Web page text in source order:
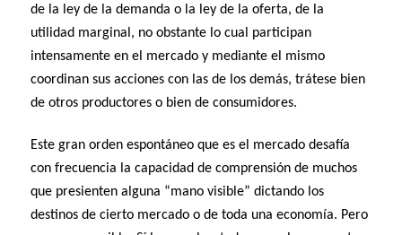
de la ley de la demanda o la ley de la oferta, de la
utilidad marginal, no obstante lo cual participan
intensamente en el mercado y mediante el mismo
coordinan sus acciones con las de los demás, trátese bien
de otros productores o bien de consumidores.
Este gran orden espontáneo que es el mercado desafía
con frecuencia la capacidad de comprensión de muchos
que presienten alguna “mano visible” dictando los
destinos de cierto mercado o de toda una economía. Pero